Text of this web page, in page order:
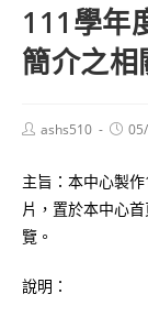
111學年
簡介之相
Postashs510
Post
主旨：本中心製
片，置於本中心
覽。
說明：